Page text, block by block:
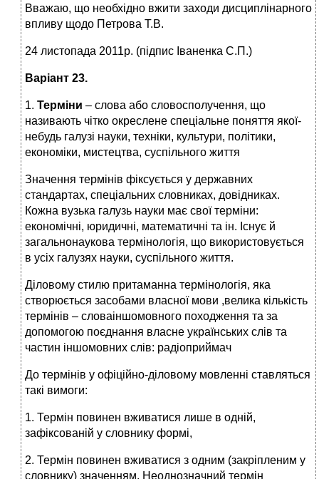
Вважаю, що необхідно вжити заходи дисциплінарного
впливу щодо Петрова Т.В.
24 листопада 2011р. (підпис Іваненка С.П.)
Варіант 23.
1. Терміни – слова або словосполучення, що
називають чітко окреслене спеціальне поняття якої-
небудь галузі науки, техніки, культури, політики,
економіки, мистецтва, суспільного життя
Значення термінів фіксується у державних
стандартах, спеціальних словниках, довідниках.
Кожна вузька галузь науки має свої терміни:
економічні, юридичні, математичні та ін. Існує й
загальнонаукова термінологія, що використовується
в усіх галузях науки, суспільного життя.
Діловому стилю притаманна термінологія, яка
створюється засобами власної мови ,велика кількість
термінів – словаіншомовного походження та за
допомогою поєднання власне українських слів та
частин іншомовних слів: радіоприймач
До термінів у офіційно-діловому мовленні ставляться
такі вимоги:
1. Термін повинен вживатися лише в одній,
зафіксованій у словнику формі,
2. Термін повинен вживатися з одним (закріпленим у
словнику) значенням. Неоднозначний термін